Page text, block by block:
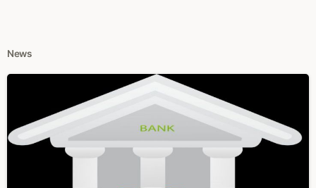
News